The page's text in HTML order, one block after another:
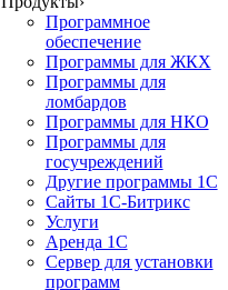
Программное
обеспечение
Программы для ЖКХ
Программы для
ломбардов
Программы для НКО
Программы для
госучреждений
Другие программы 1С
Сайты 1С-Битрикс
Услуги
Аренда 1С
Сервер для установки
программ